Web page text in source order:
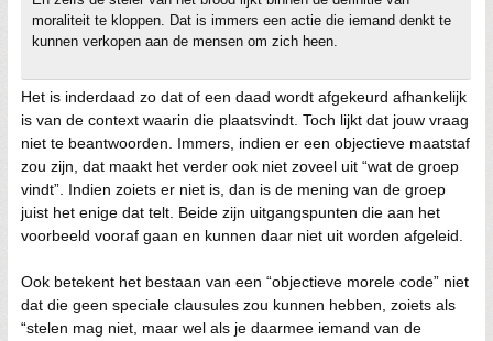
moraliteit te kloppen. Dat is immers een actie die iemand denkt te
kunnen verkopen aan de mensen om zich heen.
Het is inderdaad zo dat of een daad wordt afgekeurd afhankelijk
is van de context waarin die plaatsvindt. Toch lijkt dat jouw vraag
niet te beantwoorden. Immers, indien er een objectieve maatstaf
zou zijn, dat maakt het verder ook niet zoveel uit “wat de groep
vindt”. Indien zoiets er niet is, dan is de mening van de groep
juist het enige dat telt. Beide zijn uitgangspunten die aan het
voorbeeld vooraf gaan en kunnen daar niet uit worden afgeleid.
Ook betekent het bestaan van een “objectieve morele code” niet
dat die geen speciale clausules zou kunnen hebben, zoiets als
“stelen mag niet, maar wel als je daarmee iemand van de